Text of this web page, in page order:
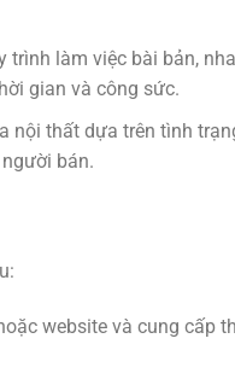
làm việc bài bản,
gian và công sức.
nội thất dựa trên tình
bán.
website và cung cấp